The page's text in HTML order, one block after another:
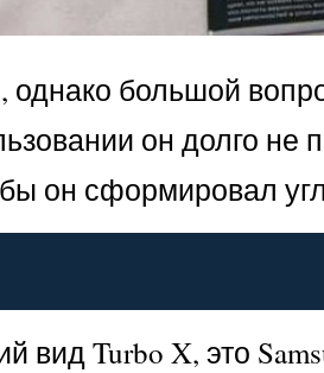
большой
он долго
он сформировал
Turbo X, это